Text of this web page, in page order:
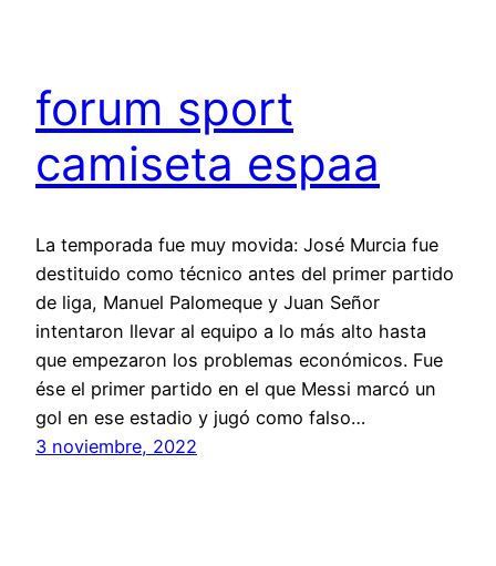
forum sport
camiseta espaa
La temporada fue muy movida: José Murcia fue
destituido como técnico antes del primer partido
de liga, Manuel Palomeque y Juan Señor
intentaron llevar al equipo a lo más alto hasta
que empezaron los problemas económicos. Fue
ése el primer partido en el que Messi marcó un
gol en ese estadio y jugó como falso…
3 noviembre, 2022